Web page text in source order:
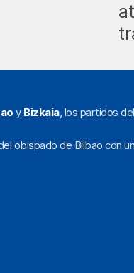
y Bizkaia, los partidos del
obispado de Bilbao con